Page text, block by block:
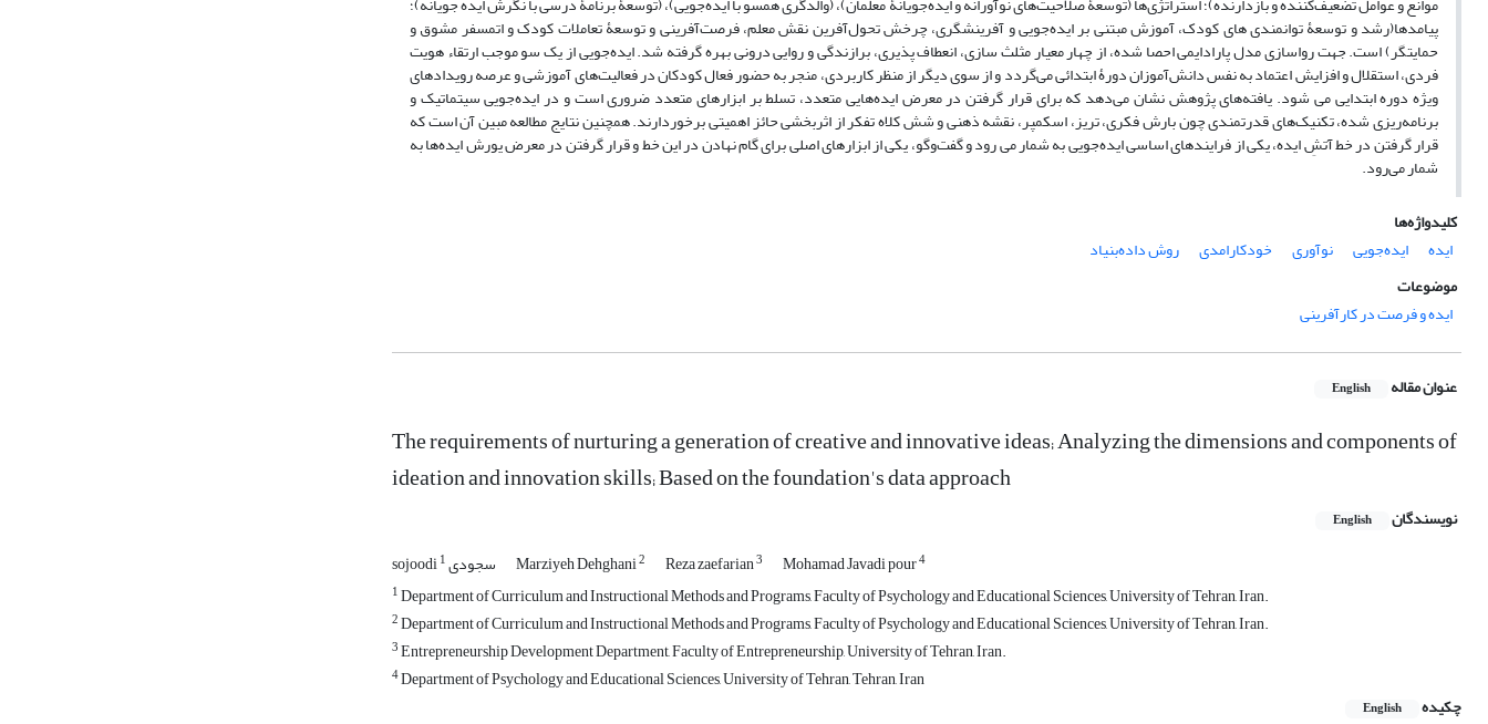
پیامدها(رشد و توسعۀ توانمندی های کودک، آموزش مبتنی بر ایده‌جویی و آفرینشگری، چرخش تحول‌آفرین نقش معلم، فرصت‌آفرینی و توسعۀ تعاملات کودک و اتمسفر مشوق و
حمایتگر) است. جهت رواسازی مدل پارادایمی احصا شده، از چهار معیار مثلث سازی، انعطاف پذیری، برازندگی و روایی درونی بهره گرفته شد. ایده‌جویی از یک سو موجب ارتقاء هویت
فردی، استقلال و افزایش اعتماد به نفس دانش‌آموزان دورۀ ابتدائی می‌گردد و از سوی دیگر از منظر کاربردی، منجر به حضور فعال کودکان در فعالیت‌های آموزشی و عرصه رویدادهای
ویژه دوره ابتدایی می شود. یافته‌های پژوهش نشان می‌دهد که برای قرار گرفتن در معرض ایده‌هایی متعدد، تسلط بر ابزارهای متعدد ضروری است و در ایده‌جویی سیتماتیک و
برنامه‌ریزی شده، تکنیک‌های قدرتمندی چون بارش فکری، تریز، اسکمپر، نقشه ذهنی و شش کلاه تفکر از اثربخشی حائز اهمیتی برخوردارند. همچنین نتایج مطالعه مبین آن است که
قرار گرفتن در خط آتشِ ایده، یکی از فرایندهای اساسی ایده‌جویی به شمار می رود و گفت‌وگو، یکی از ابزارهای اصلی برای گام نهادن در این خط و قرار گرفتن در معرض یورش ایده‌ها به
شمار می‌رود.
کلیدواژه‌ها
ایده‌
ایده‌جویی نوآوری خودکارامدی
روش داده‌بنیاد
موضوعات
ایده و فرصت در کارآفرینی
عنوان مقاله English
The requirements of nurturing a generation of creative and innovative ideas; Analyzing the dimensions and components of
ideation and innovation skills; Based on the foundation's data approach
نویسندگان English
sojoodi سجودی1 Marziyeh Dehghani2 Reza zaefarian3 Mohamad Javadi pour4
1Department of Curriculum and Instructional Methods and Programs, Faculty of Psychology and Educational Sciences, University of Tehran, Iran.
2Department of Curriculum and Instructional Methods and Programs, Faculty of Psychology and Educational Sciences, University of Tehran, Iran.
3Entrepreneurship Development Department, Faculty of Entrepreneurship, University of Tehran, Iran.
4Department of Psychology and Educational Sciences, University of Tehran, Tehran, Iran
چکیده
English